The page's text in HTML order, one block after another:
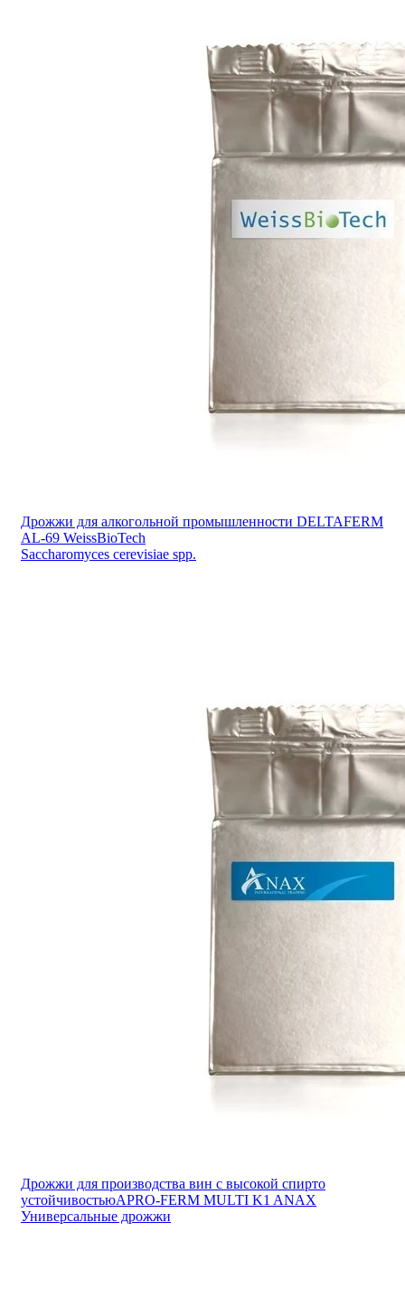
Дрожжи для алкогольной промышленности DELTAFERM
AL-69 WeissBioTech
Saccharomyces cerevisiae spp.
Дрожжи для производства вин с высокой спирто
устойчивостьюAPRO-FERM MULTI K1 ANAX
Универсальные дрожжи